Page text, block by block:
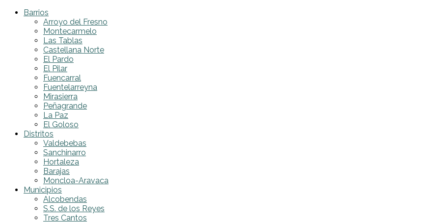
Barrios
Arroyo del Fresno
Montecarmelo
Las Tablas
Castellana Norte
El Pardo
El Pilar
Fuencarral
Fuentelarreyna
Mirasierra
Peñagrande
La Paz
El Goloso
Distritos
Valdebebas
Sanchinarro
Hortaleza
Barajas
Moncloa-Aravaca
Municipios
Alcobendas
S.S. de los Reyes
Tres Cantos